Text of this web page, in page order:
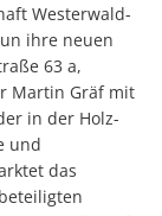
Westerwald-
ihre neuen
63 a,
Martin Gräf mit
in der Holz-
und
das